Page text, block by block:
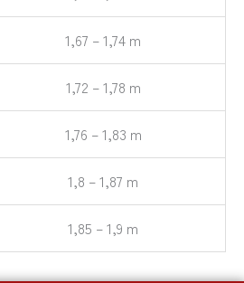
1,67 – 1,74 m
1,72 – 1,78 m
1,76 – 1,83 m
1,8 – 1,87 m
1,85 – 1,9 m